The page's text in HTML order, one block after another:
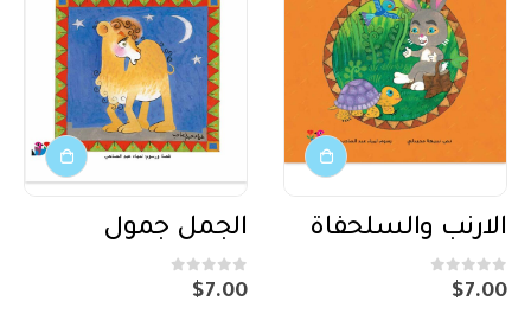
الارنب والسلحفاة
0
out of 5
$7.00
الجمل جمول
0
out of 5
$7.00